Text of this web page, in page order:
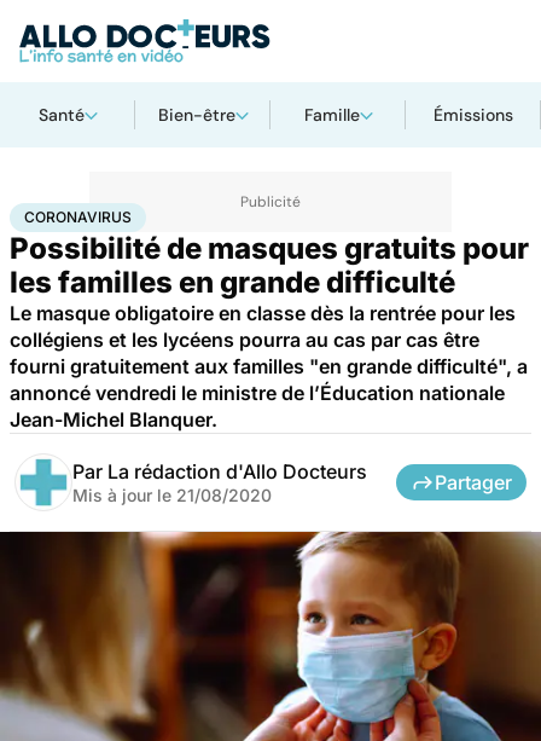
Santé Bien-être Famille Émissions
AccueilSantéMaladies Coronavirus
CORONAVIRUS
Possibilité de masques gratuits pour
les familles en grande difficulté
Le masque obligatoire en classe dès la rentrée pour les
collégiens et les lycéens pourra au cas par cas être
fourni gratuitement aux familles "en grande difficulté", a
annoncé vendredi le ministre de l’Éducation nationale
Jean-Michel Blanquer.
Par La rédaction d'Allo Docteurs
Mis à jour le 21/08/2020
Partager